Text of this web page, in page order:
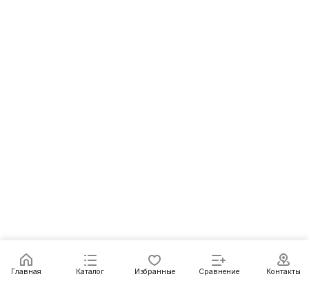
Главная Каталог Избранные Сравнение Контакты